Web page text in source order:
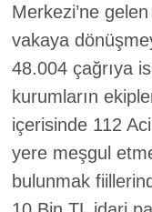
Merkezi’ne
vakaya
48.004 çağrıya
kurumların
içerisinde 112
yere meşgul
bulunmak